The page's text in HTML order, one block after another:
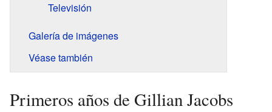
Televisión
Galería de imágenes
Véase también
Primeros años de Gillian Jacobs